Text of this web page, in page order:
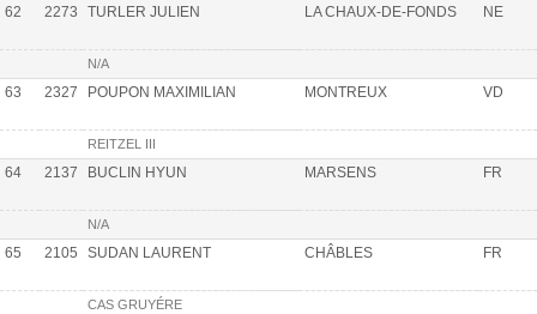
62 2273 TURLER JULIEN LA CHAUX-DE-FONDS NE
N/A
63 2327 POUPON MAXIMILIAN MONTREUX VD
REITZEL III
64 2137 BUCLIN HYUN MARSENS FR
N/A
65 2105 SUDAN LAURENT CHÂBLES FR
CAS GRUYÉRE